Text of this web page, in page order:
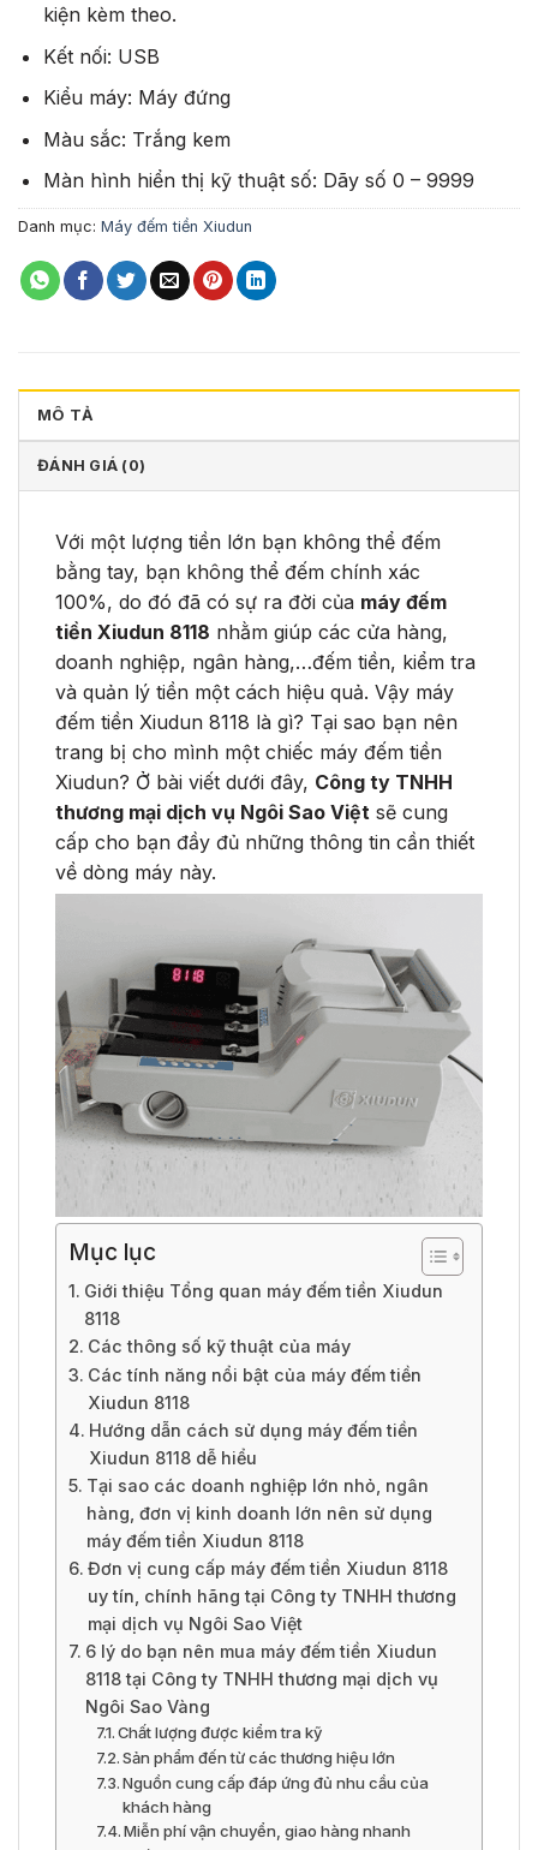
kiện kèm theo.
Kết nối: USB
Kiểu máy: Máy đứng
Màu sắc: Trắng kem
Màn hình hiển thị kỹ thuật số: Dãy số 0 – 9999
Danh mục: Máy đếm tiền Xiudun
MÔ TẢ
ĐÁNH GIÁ (0)
Với một lượng tiền lớn bạn không thể đếm
bằng tay, bạn không thể đếm chính xác
100%, do đó đã có sự ra đời của máy đếm
tiền Xiudun 8118 nhằm giúp các cửa hàng,
doanh nghiệp, ngân hàng,…đếm tiền, kiểm tra
và quản lý tiền một cách hiệu quả. Vậy máy
đếm tiền Xiudun 8118 là gì? Tại sao bạn nên
trang bị cho mình một chiếc máy đếm tiền
Xiudun? Ở bài viết dưới đây, Công ty TNHH
thương mại dịch vụ Ngôi Sao Việt sẽ cung
cấp cho bạn đầy đủ những thông tin cần thiết
về dòng máy này.
Mục lục
Giới thiệu Tổng quan máy đếm tiền Xiudun
8118
Các thông số kỹ thuật của máy
Các tính năng nổi bật của máy đếm tiền
Xiudun 8118
Hướng dẫn cách sử dụng máy đếm tiền
Xiudun 8118 dễ hiểu
Tại sao các doanh nghiệp lớn nhỏ, ngân
hàng, đơn vị kinh doanh lớn nên sử dụng
máy đếm tiền Xiudun 8118
Đơn vị cung cấp máy đếm tiền Xiudun 8118
uy tín, chính hãng tại Công ty TNHH thương
mại dịch vụ Ngôi Sao Việt
6 lý do bạn nên mua máy đếm tiền Xiudun
8118 tại Công ty TNHH thương mại dịch vụ
Ngôi Sao Vàng
Chất lượng được kiểm tra kỹ
Sản phẩm đến từ các thương hiệu lớn
Nguồn cung cấp đáp ứng đủ nhu cầu của
khách hàng
Miễn phí vận chuyển, giao hàng nhanh